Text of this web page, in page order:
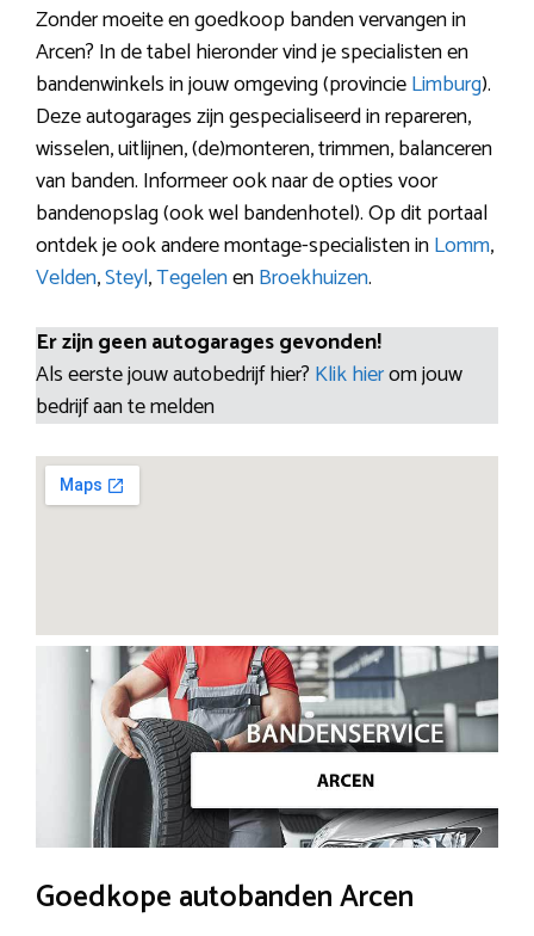
Zonder moeite en goedkoop banden vervangen in
Arcen? In de tabel hieronder vind je specialisten en
bandenwinkels in jouw omgeving (provincieLimburg).
Deze autogarages zijn gespecialiseerd in repareren,
wisselen, uitlijnen, (de)monteren, trimmen, balanceren
van banden. Informeer ook naar de opties voor
bandenopslag (ook wel bandenhotel). Op dit portaal
ontdek je ook andere montage-specialisten inLomm,
Velden,Steyl,TegelenenBroekhuizen.
Er zijn geen autogarages gevonden!
Als eerste jouw autobedrijf hier? Klik hierom jouw
bedrijf aan te melden
Goedkope autobanden Arcen